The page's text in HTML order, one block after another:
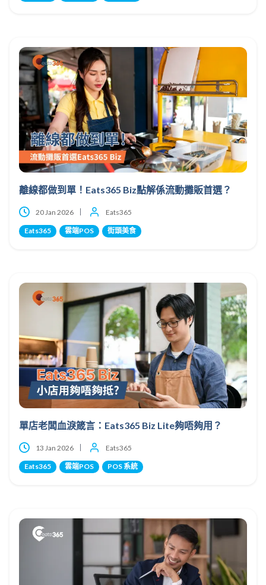
離線都做到單！Eats365 Biz點解係流動攤販首選？
20 Jan 2026 Eats365
Eats365 雲端POS 街頭美食
單店老闆血淚箴言：Eats365 Biz Lite夠唔夠用？
13 Jan 2026 Eats365
Eats365 雲端POS POS 系統